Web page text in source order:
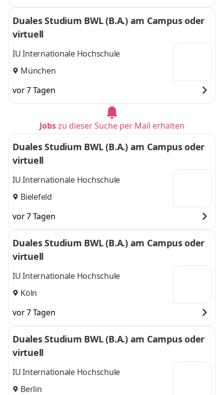
Duales Studium BWL (B.A.) am Campus oder
virtuell
IU Internationale Hochschule
München
vor 7 Tagen
Jobszu dieser Suche per Mail erhalten
Duales Studium BWL (B.A.) am Campus oder
virtuell
IU Internationale Hochschule
Bielefeld
vor 7 Tagen
Duales Studium BWL (B.A.) am Campus oder
virtuell
IU Internationale Hochschule
Köln
vor 7 Tagen
Duales Studium BWL (B.A.) am Campus oder
virtuell
IU Internationale Hochschule
Berlin